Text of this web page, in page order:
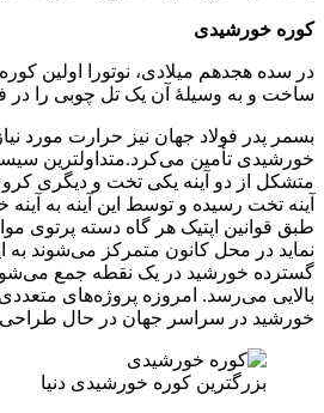
میلادی، نوتورا اولین کوره
آن یک تل چوبی را در فاصله ۶۰ متری آتش زد.
فولاد جهان نیز حرارت مورد نیاز کوره
تأمین می‌کرد.متداولترین سیستم یک
دو آینه یکی تخت و دیگری کروی است.
رسیده و توسط این آینه به آینه خمیده
اپتیک هر گاه دسته پرتوی موازی محور
محل کانون متمرکز می‌شوند به این
در یک نقطه جمع می‌شود که این
امروزه پروژه‌های متعددی در
سراسر جهان در حال طراحی و اجراء
کوره خورشیدی دنیا